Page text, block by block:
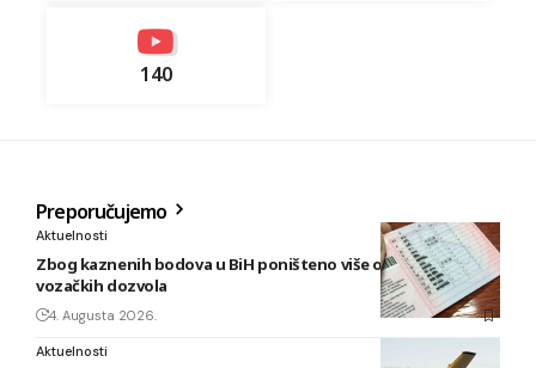
140
Preporučujemo
Aktuelnosti
Zbog kaznenih bodova u BiH poništeno više od 5.300
vozačkih dozvola
4. Augusta 2026.
Aktuelnosti